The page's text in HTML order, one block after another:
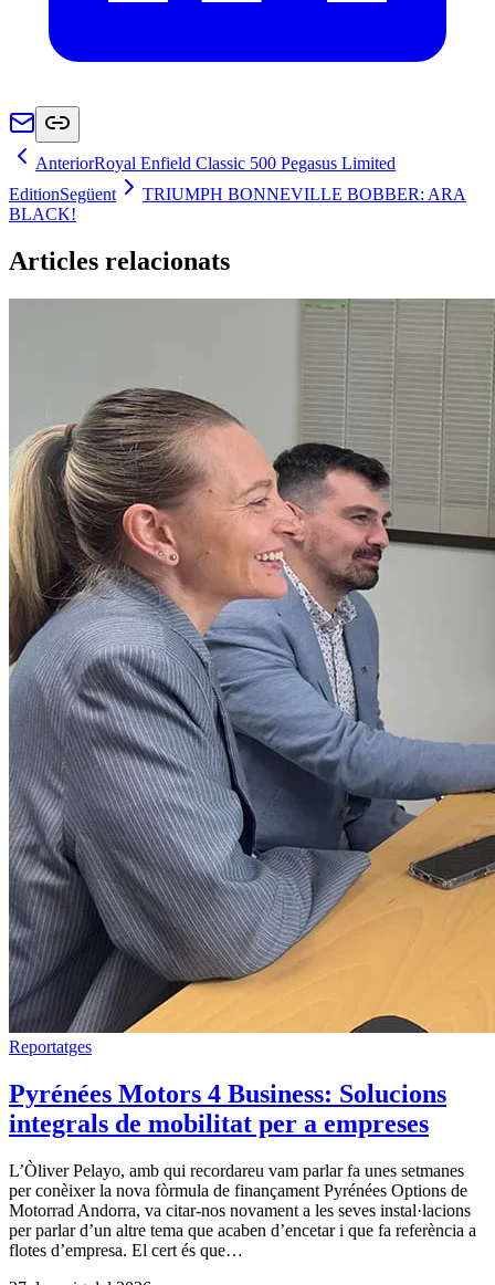
AnteriorRoyal Enfield Classic 500 Pegasus Limited
EditionSegüent
TRIUMPH BONNEVILLE BOBBER: ARA
BLACK!
Articles relacionats
Reportatges
Pyrénées Motors 4 Business: Solucions
integrals de mobilitat per a empreses
L’Òliver Pelayo, amb qui recordareu vam parlar fa unes setmanes
per conèixer la nova fòrmula de finançament Pyrénées Options de
Motorrad Andorra, va citar-nos novament a les seves instal·lacions
per parlar d’un altre tema que acaben d’encetar i que fa referència a
flotes d’empresa. El cert és que…